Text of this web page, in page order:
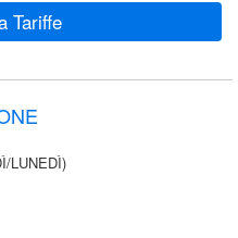
Tariffe
LUNEDÌ)